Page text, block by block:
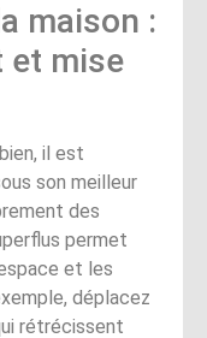
maison :
et mise
il est
son meilleur
des
permet
et les
déplacez
rétrécissent